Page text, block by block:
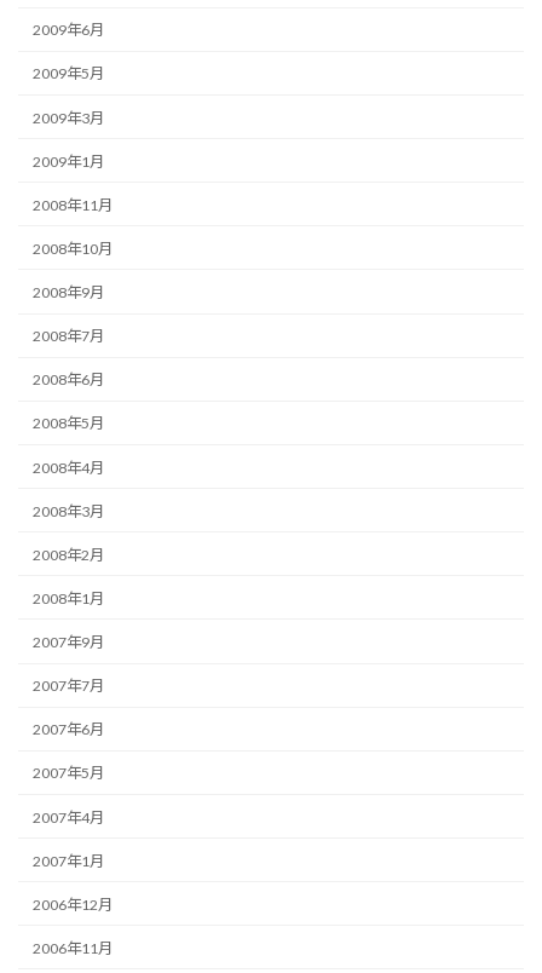
2009年6月
2009年5月
2009年3月
2009年1月
2008年11月
2008年10月
2008年9月
2008年7月
2008年6月
2008年5月
2008年4月
2008年3月
2008年2月
2008年1月
2007年9月
2007年7月
2007年6月
2007年5月
2007年4月
2007年1月
2006年12月
2006年11月